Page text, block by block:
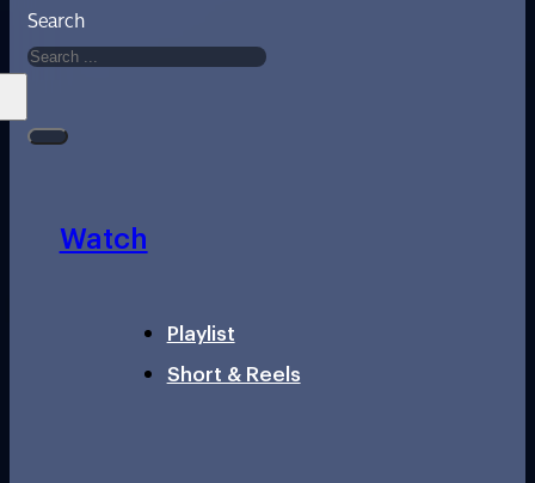
Search
Watch
Playlist
Short & Reels